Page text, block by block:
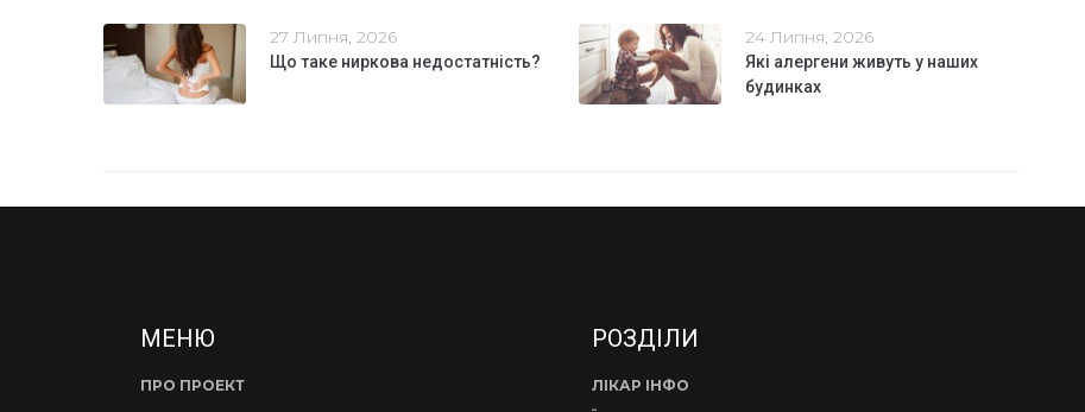
27 Липня, 2026
Що таке ниркова недостатність?
24 Липня, 2026
Які алергени живуть у наших
будинках
МЕНЮ
ПРО ПРОЕКТ
РОЗДІЛИ
ЛІКАР ІНФО